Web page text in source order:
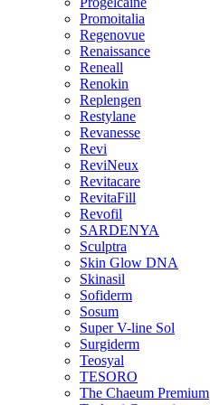
Promoitalia
Regenovue
Renaissance
Reneall
Renokin
Replengen
Restylane
Revanesse
Revi
ReviNeux
Revitacare
RevitaFill
Revofil
SARDENYA
Sculptra
Skin Glow DNA
Skinasil
Sofiderm
Sosum
Super V-line Sol
Surgiderm
Teosyal
TESORO
The Chaeum Premium